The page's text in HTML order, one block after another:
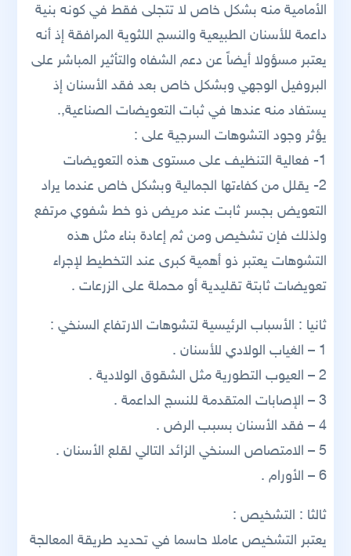
الأمامية منه بشكل خاص لا تتجلى فقط في كونه بنية
داعمة للأسنان الطبيعية والنسج اللثوية المرافقة إذ أنه
يعتبر مسؤولا أيضاً عن دعم الشفاه والتأثير المباشر على
البروفيل الوجهي وبشكل خاص بعد فقد الأسنان إذ
يستفاد منه عندها في ثبات التعويضات الصناعية,.
يؤثر وجود التشوهات السرجية على :
1- فعالية التنظيف على مستوى هذه التعويضات
2- يقلل من كفاءتها الجمالية وبشكل خاص عندما يراد
التعويض بجسر ثابت عند مريض ذو خط شفوي مرتفع
ولذلك فإن تشخيص ومن ثم إعادة بناء مثل هذه
التشوهات يعتبر ذو أهمية كبرى عند التخطيط لإجراء
تعويضات ثابتة تقليدية أو محملة على الزرعات .
ثانيا : الأسباب الرئيسية لتشوهات الارتفاع السنخي :
1 – الغياب الولادي للأسنان .
2 – العيوب التطورية مثل الشقوق الولادية .
3 – الإصابات المتقدمة للنسج الداعمة .
4 – فقد الأسنان بسبب الرض .
5 – الامتصاص السنخي الزائد التالي لقلع الأسنان .
6 – الأورام .
ثالثا : التشخيص :
يعتبر التشخيص عاملا حاسما في تحديد طريقة المعالجة